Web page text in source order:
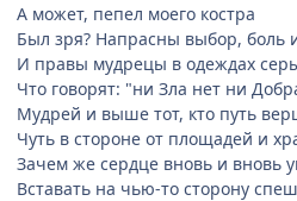
А может, пепел моего костра
Был зря? Напрасны выбор, боль
И правы мудрецы в одеждах
Что говорят: "ни Зла нет ни
Мудрей и выше тот, кто путь
Чуть в стороне от площадей и
Зачем же сердце вновь и вновь
Вставать на чью-то сторону